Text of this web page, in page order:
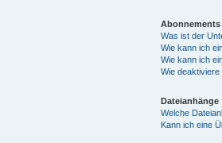
Abonnements
Was ist der
Wie kann ich
Wie kann ich
Wie
Dateianhänge
Welche
Kann ich eine